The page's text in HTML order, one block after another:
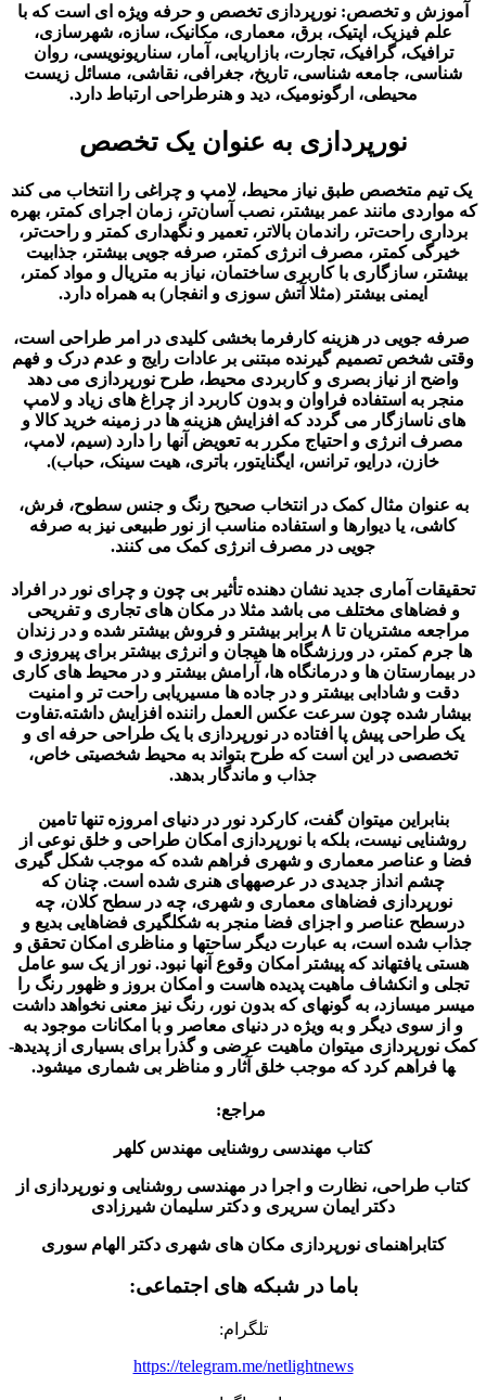
و تخصص: نورپردازی تخصص و حرفه ویژه ای است که با
فیزیک، اپتیک، برق، معماری، مکانیک، سازه، شهرسازی،
گرافیک، تجارت، بازاریابی، آمار، سناریونویسی، روان
جامعه شناسی، تاریخ، جغرافی، نقاشی، مسائل زیست
محیطی، ارگونومیک، دید و هنرطراحی ارتباط دارد.
نورپردازی به عنوان یک تخصص
متخصص طبق نیاز محیط، لامپ و چراغی را انتخاب می کند
مانند عمر بیشتر، نصب آسان‌تر، زمان اجرای کمتر، بهره
راحت‌تر، راندمان بالاتر، تعمیر و نگهداری کمتر و راحت‌تر،
کمتر، مصرف انرژی کمتر، صرفه جویی بیشتر، جذابیت
سازگاری با کاربری ساختمان، نیاز به متریال و مواد کمتر،
ایمنی بیشتر (مثلا آتش سوزی و انفجار) به همراه دارد.
در هزینه کارفرما بخشی کلیدی در امر طراحی است،
تصمیم گیرنده مبتنی بر عادات رایج و عدم درک و فهم
از نیاز بصری و کاربردی محیط، طرح نورپردازی می دهد
به استفاده فراوان و بدون کاربرد از چراغ های زیاد و لامپ
می گردد که افزایش هزینه ها در زمینه خرید کالا و
انرژی و احتیاج مکرر به تعویض آنها را دارد (سیم، لامپ،
درایو، ترانس، ایگنایتور، باتری، هیت سینک، حباب).
مثال کمک در انتخاب صحیح رنگ و جنس سطوح، فرش،
یا دیوارها و استفاده مناسب از نور طبیعی نیز به صرفه
جویی در مصرف انرژی کمک می کنند.
آماری جدید نشان دهنده تأثیر بی چون و چرای نور در افراد
مختلف می باشد مثلا در مکان های تجاری و تفریحی
مراجعه مشتریان تا ۸ برابر بیشتر و فروش بیشتر شده و در زندان
کمتر، در ورزشگاه ها هیجان و انرژی بیشتر برای پیروزی و
ها و درمانگاه ها، آرامش بیشتر و در محیط های کاری
و شادابی بیشتر و در جاده ها مسیریابی راحت تر و امنیت
شده چون سرعت عکس العمل راننده افزایش داشته.تفاوت
پیش پا افتاده در نورپردازی با یک طراحی حرفه ای و
در این است که طرح بتواند به محیط شخصیتی خاص،
جذاب و ماندگار بدهد.
می­توان گفت، کارکرد نور در دنیای امروزه تنها تامین
نیست، بلکه با نورپردازی امکان طراحی و خلق نوعی از
عناصر معماری و شهری فراهم شده که موجب شکل گیری
انداز جدیدی در عرصه­های هنری شده است. چنان که
فضاهای معماری و شهری، چه در سطح کلان، چه
عناصر و اجزای فضا منجر به شکل­گیری فضاهایی بدیع و
است، به عبارت دیگر ساحت­ها و مناظری امکان تحقق و
که پیش­تر امکان وقوع آنها نبود. نور از یک سو عامل
انکشاف ماهیت پدیده هاست و امکان بروز و ظهور رنگ را
به گونه­ای که بدون نور، رنگ نیز معنی نخواهد داشت
دیگر و به ویژه در دنیای معاصر و با امکانات موجود به
کرد که موجب خلق آثار و مناظر بی شماری می­شود.
کتاب مهندسی روشنایی مهندس کلهر
نظارت و اجرا در مهندسی روشنایی و نورپردازی از
دکتر ایمان سریری و دکتر سلیمان شیرزادی
نورپردازی مکان های شهری دکتر الهام سوری
باما در شبکه های اجتماعی:
https://telegram.me/netlightnews